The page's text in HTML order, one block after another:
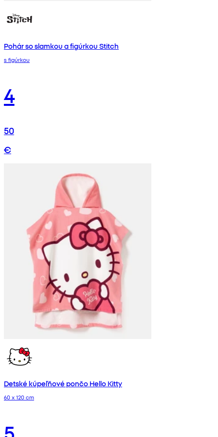
Pohár so slamkou a figúrkou Stitch
s figúrkou
4
50
€
Detské kúpeľňové pončo Hello Kitty
60 x 120 cm
5